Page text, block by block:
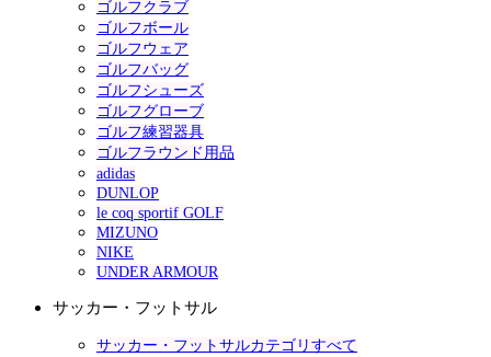
ゴルフクラブ
ゴルフボール
ゴルフウェア
ゴルフバッグ
ゴルフシューズ
ゴルフグローブ
ゴルフ練習器具
ゴルフラウンド用品
adidas
DUNLOP
le coq sportif GOLF
MIZUNO
NIKE
UNDER ARMOUR
サッカー・フットサル
サッカー・フットサルカテゴリすべて